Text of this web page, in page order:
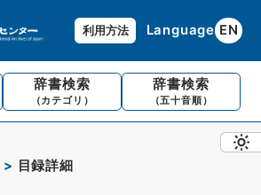
利用方法 Language EN
辞書検索
（カテゴリ）
辞書検索
（五十音順）
目録詳細